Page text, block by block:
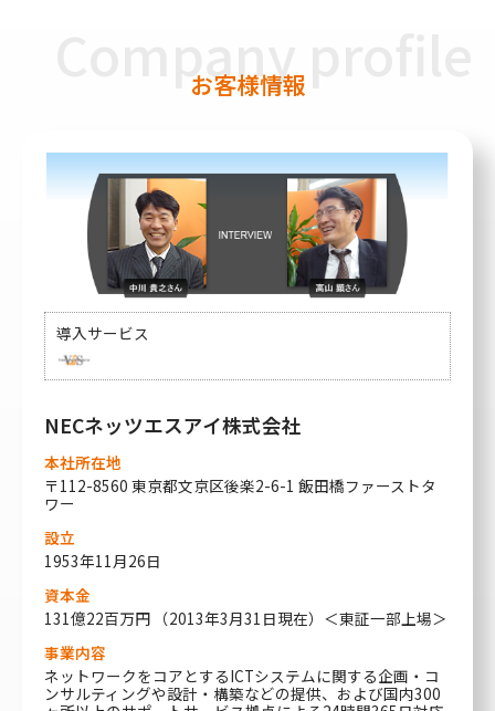
Company profile
お客様情報
導入サービス
NECネッツエスアイ株式会社
本社所在地
〒112-8560 東京都文京区後楽2-6-1 飯田橋ファーストタ
ワー
設立
1953年11月26日
資本金
131億22百万円 （2013年3月31日現在）＜東証一部上場＞
事業内容
ネットワークをコアとするICTシステムに関する企画・コ
ンサルティングや設計・構築などの提供、および国内300